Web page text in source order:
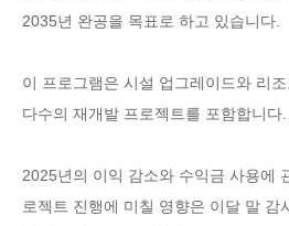
2035년 완공을 목표로 하고 있습니다.
이 프로그램은 시설 업그레이드와 리
다수의 재개발 프로젝트를 포함합니다.
2025년의 이익 감소와 수익금 사용에
로젝트 진행에 미칠 영향은 이달 말 감